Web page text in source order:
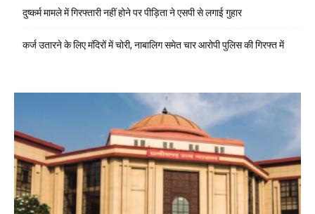
दुष्कर्म मामले में गिरफ्तारी नहीं होने पर पीड़िता ने एसपी से लगाई गुहार
कर्ज उतारने के लिए मंदिरों में चोरी, नाबालिग समेत चार आरोपी पुलिस की गिरफ्त में